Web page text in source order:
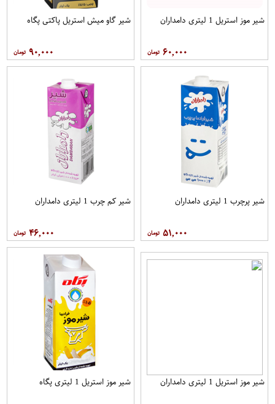
شیر موز استریل 1 لیتری دامداران
۶۰,۰۰۰
شیر گاو میش استریل پاکتی پگاه
۹۰,۰۰۰
شیر پرچرب 1 لیتری دامداران
۵۱,۰۰۰
شیر کم چرب 1 لیتری دامداران
۴۶,۰۰۰
شیر موز استریل 1 لیتری دامداران شیر موز استریل 1 لیتری پگاه